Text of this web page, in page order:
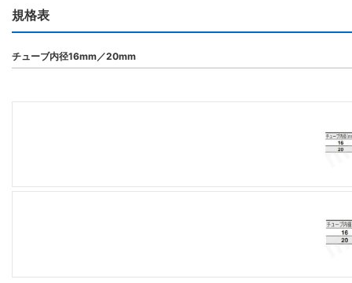
規格表
チューブ内径16mm／20mm